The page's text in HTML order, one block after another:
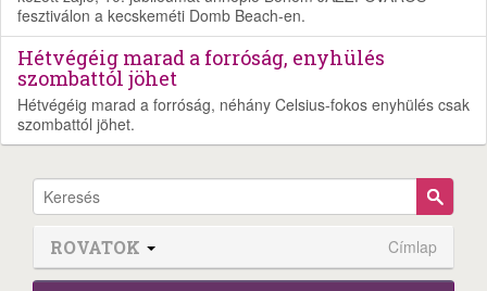
fesztiválon a kecskeméti Domb Beach-en.
Hétvégéig marad a forróság, enyhülés
szombattól jöhet
Hétvégéig marad a forróság, néhány Celsius-fokos enyhülés csak
szombattól jöhet.
ROVATOK Címlap